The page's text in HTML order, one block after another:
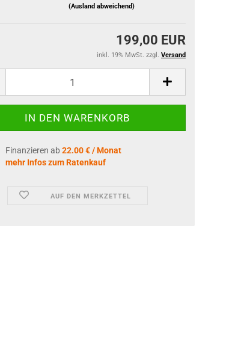
(Ausland abweichend)
199,00 EUR
inkl. 19% MwSt. zzgl. Versand
Finanzieren ab 22.00 € / Monat
mehr Infos zum Ratenkauf
AUF DEN MERKZETTEL